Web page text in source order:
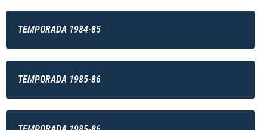
TEMPORADA 1984-85
TEMPORADA 1985-86